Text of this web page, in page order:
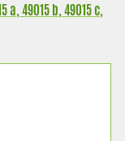
a, 49015 b, 49015 c,